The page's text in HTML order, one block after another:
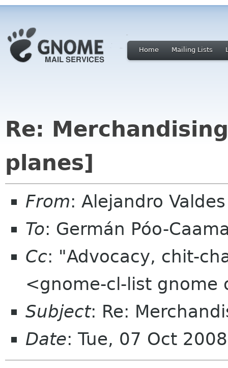
Home Mailing Lists
Re:
planes]
From: Alejandro
To: Germán Póo-
Cc: "Advocacy, chit-
<gnome-cl-list gnome
Subject: Re:
Date: Tue, 07 Oct